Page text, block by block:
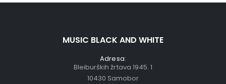
MUSIC BLACK AND WHITE
Adresa:
Bleiburških žrtava 1945. 1
10430 Samobor